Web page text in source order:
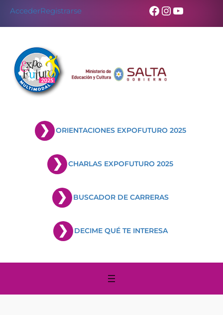
AccederRegistrarse Facebook
Instagram
YouTube
ORIENTACIONES EXPOFUTURO 2025
CHARLAS EXPOFUTURO 2025
BUSCADOR DE CARRERAS
DECIME QUÉ TE INTERESA